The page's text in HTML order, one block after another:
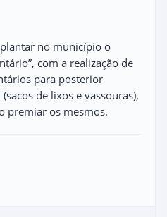
no município o
com a realização de
para posterior
de lixos e vassouras),
premiar os mesmos.